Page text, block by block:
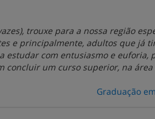
trouxe para a nossa região
e principalmente, adultos que já
estudar com entusiasmo e euforia,
concluir um curso superior, na área
Graduação